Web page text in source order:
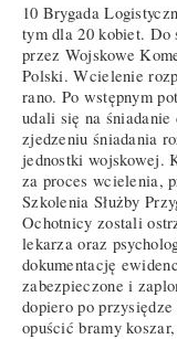
10 Brygada
tym dla 20 kobiet. Do
przez Wojskowe
Polski. Wcielenie
rano. Po wstępnym
udali się na śniadanie
zjedzeniu śniadania
jednostki wojskowej.
za proces wcielenia,
Szkolenia Służby
Ochotnicy zostali
lekarza oraz
dokumentację
zabezpieczone i
dopiero po
opuścić bramy